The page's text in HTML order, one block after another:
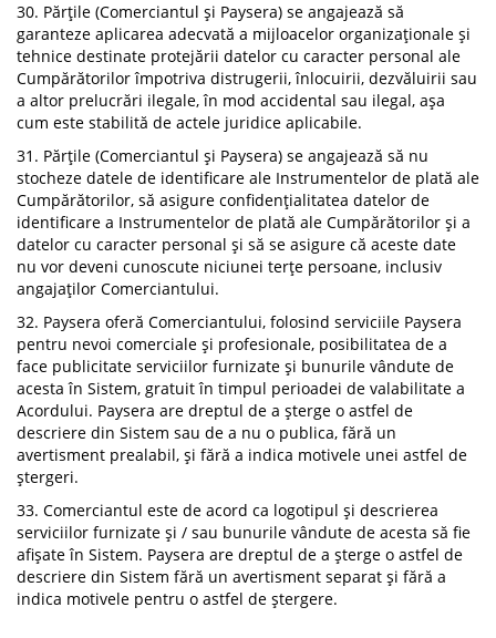
30. Părțile (Comerciantul și Paysera) se angajează să
garanteze aplicarea adecvată a mijloacelor organizaționale și
tehnice destinate protejării datelor cu caracter personal ale
Cumpărătorilor împotriva distrugerii, înlocuirii, dezvăluirii sau
a altor prelucrări ilegale, în mod accidental sau ilegal, așa
cum este stabilită de actele juridice aplicabile.
31. Părțile (Comerciantul și Paysera) se angajează să nu
stocheze datele de identificare ale Instrumentelor de plată ale
Cumpărătorilor, să asigure confidențialitatea datelor de
identificare a Instrumentelor de plată ale Cumpărătorilor și a
datelor cu caracter personal și să se asigure că aceste date
nu vor deveni cunoscute niciunei terțe persoane, inclusiv
angajaților Comerciantului.
32. Paysera oferă Comerciantului, folosind serviciile Paysera
pentru nevoi comerciale și profesionale, posibilitatea de a
face publicitate serviciilor furnizate și bunurile vândute de
acesta în Sistem, gratuit în timpul perioadei de valabilitate a
Acordului. Paysera are dreptul de a șterge o astfel de
descriere din Sistem sau de a nu o publica, fără un
avertisment prealabil, și fără a indica motivele unei astfel de
ștergeri.
33. Comerciantul este de acord ca logotipul și descrierea
serviciilor furnizate și / sau bunurile vândute de acesta să fie
afișate în Sistem. Paysera are dreptul de a șterge o astfel de
descriere din Sistem fără un avertisment separat și fără a
indica motivele pentru o astfel de ștergere.